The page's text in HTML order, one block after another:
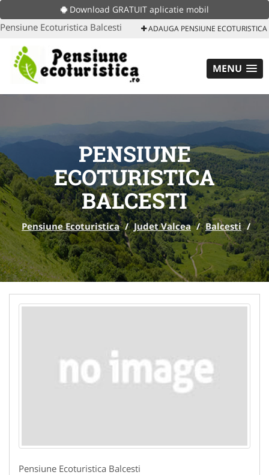
Download GRATUIT aplicatie mobil
Pensiune Ecoturistica Balcesti ADAUGA PENSIUNE ECOTURISTICA
MENU
PENSIUNE
ECOTURISTICA
BALCESTI
Pensiune Ecoturistica / Judet Valcea / Balcesti /
Pensiune Ecoturistica Balcesti